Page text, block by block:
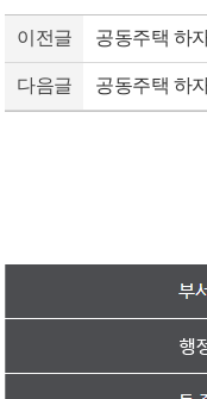
이전글 공동주택 하
다음글 공동주택 하